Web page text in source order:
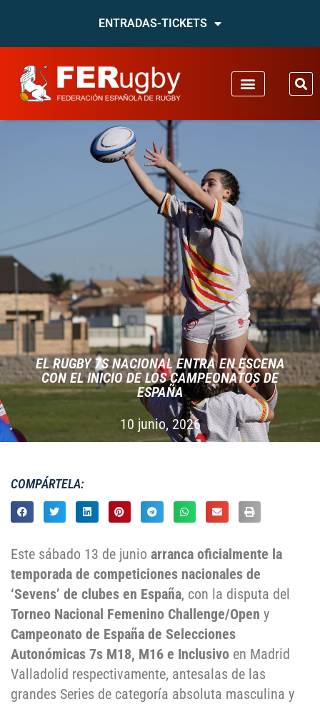
ENTRADAS-TICKETS
EL RUGBY 7S NACIONAL ENTRA EN ESCENA
CON EL INICIO DE LOS CAMPEONATOS DE
ESPAÑA
10 junio, 2026
COMPÁRTELA:
Este sábado 13 de junio arranca oficialmente la
temporada de competiciones nacionales de
‘Sevens’ de clubes en España, con la disputa del
Torneo Nacional Femenino Challenge/Open y
Campeonato de España de Selecciones
Autonómicas 7s M18, M16 e Inclusivo en Madrid
Valladolid respectivamente, antesalas de las
grandes Series de categoría absoluta masculina y